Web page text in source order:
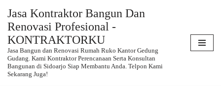
Skip
content
Jasa Kontraktor Bangun Dan
Renovasi Profesional -
KONTRAKTORKU
Jasa Bangun dan Renovasi Rumah Ruko Kantor Gedung
Gudang. Kami Kontraktor Perencanaan Serta Konsultan
Bangunan di Sidoarjo Siap Membantu Anda. Telpon Kami
Sekarang Juga!